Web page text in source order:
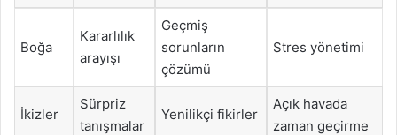
Boğa
Kararlılık
arayışı
Geçmiş
sorunların
çözümü
Stres yönetimi
İkizler
Sürpriz
tanışmalar
Yenilikçi fikirler
Açık havada
zaman geçirme